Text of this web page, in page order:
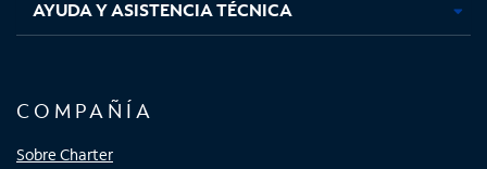
AYUDA Y ASISTENCIA TÉCNICA
COMPAÑÍA
Sobre Charter